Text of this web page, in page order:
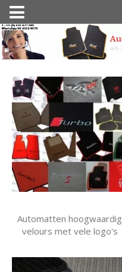
Nav
activeren
door
inhoud
Automatten hoogwaardig
velours met vele logo's